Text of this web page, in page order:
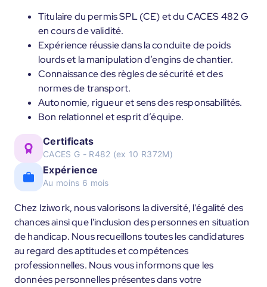
Titulaire du permis SPL (CE) et du CACES 482 G
en cours de validité.
Expérience réussie dans la conduite de poids
lourds et la manipulation d’engins de chantier.
Connaissance des règles de sécurité et des
normes de transport.
Autonomie, rigueur et sens des responsabilités.
Bon relationnel et esprit d’équipe.
Certificats
CACES G - R482 (ex 10 R372M)
Expérience
Au moins 6 mois
Chez Iziwork, nous valorisons la diversité, l'égalité des
chances ainsi que l'inclusion des personnes en situation
de handicap. Nous recueillons toutes les candidatures
au regard des aptitudes et compétences
professionnelles. Nous vous informons que les
données personnelles présentes dans votre